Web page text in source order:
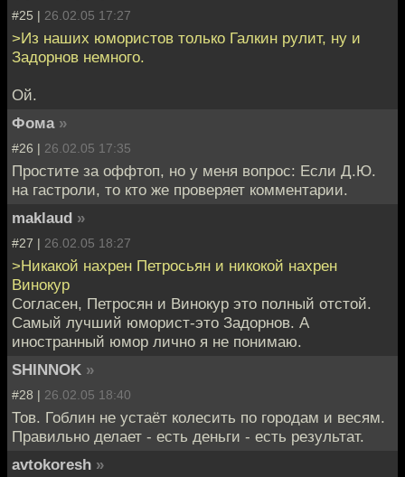
#25 | 26.02.05 17:27
>Из наших юмористов только Галкин рулит, ну и
Задорнов немного.
Ой.
Фома »
#26 | 26.02.05 17:35
Простите за оффтоп, но у меня вопрос: Если Д.Ю.
на гастроли, то кто же проверяет комментарии.
maklaud »
#27 | 26.02.05 18:27
>Никакой нахрен Петросьян и никокой нахрен
Винокур
Согласен, Петросян и Винокур это полный отстой.
Самый лучший юморист-это Задорнов. А
иностранный юмор лично я не понимаю.
SHINNOK »
#28 | 26.02.05 18:40
Тов. Гоблин не устаёт колесить по городам и весям.
Правильно делает - есть деньги - есть результат.
avtokoresh »